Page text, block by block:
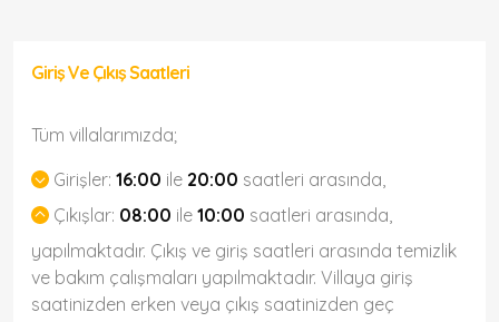
Giriş Ve Çıkış Saatleri
Tüm villalarımızda;
Girişler: 16:00 ile 20:00 saatleri arasında,
Çıkışlar: 08:00 ile 10:00 saatleri arasında,
yapılmaktadır. Çıkış ve giriş saatleri arasında temizlik
ve bakım çalışmaları yapılmaktadır. Villaya giriş
saatinizden erken veya çıkış saatinizden geç